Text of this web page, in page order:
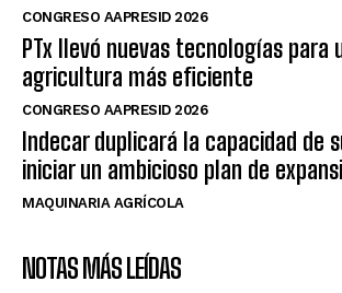
CONGRESO AAPRESID 2026
PTx llevó nuevas tecnologías para
agricultura más eficiente
CONGRESO AAPRESID 2026
Indecar duplicará la capacidad de
iniciar un ambicioso plan de
MAQUINARIA AGRÍCOLA
NOTAS MÁS LEÍDAS